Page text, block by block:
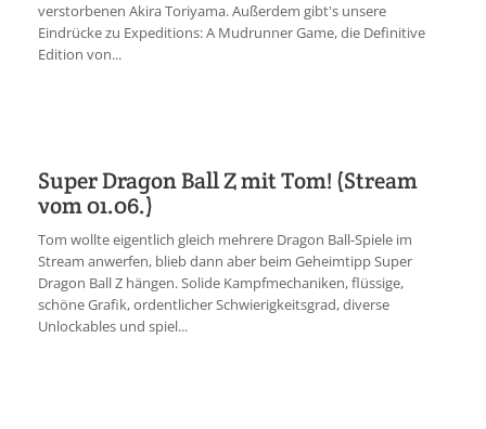
verstorbenen Akira Toriyama. Außerdem gibt's unsere
Eindrücke zu Expeditions: A Mudrunner Game, die Definitive
Edition von...
Super Dragon Ball Z mit Tom! (Stream
vom 01.06.)
Tom wollte eigentlich gleich mehrere Dragon Ball-Spiele im
Stream anwerfen, blieb dann aber beim Geheimtipp Super
Dragon Ball Z hängen. Solide Kampfmechaniken, flüssige,
schöne Grafik, ordentlicher Schwierigkeitsgrad, diverse
Unlockables und spiel...